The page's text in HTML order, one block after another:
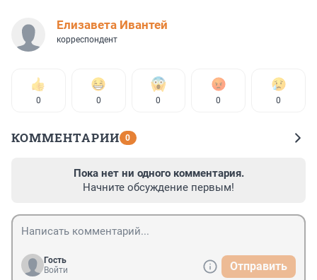
Елизавета Ивантей
корреспондент
0 0 0 0 0
КОММЕНТАРИИ 0
Пока нет ни одного комментария.
Начните обсуждение первым!
Гость
Войти
Отправить